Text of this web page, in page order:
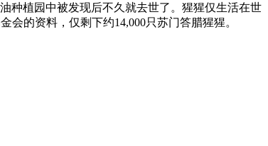
种植园中被发现后不久就去世了。猩猩仅生活在世
的资料，仅剩下约14,000只苏门答腊猩猩。